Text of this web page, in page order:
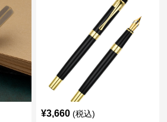
¥3,660 (税込)